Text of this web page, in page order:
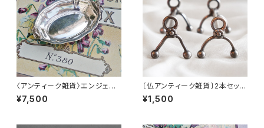
〈アンティーク雑貨〉エンジェル
モチーフのトレー
¥7,500
〔仏アンティーク雑貨〕2本セット
クリストフルカトラリーレスト2本
セット
¥1,500